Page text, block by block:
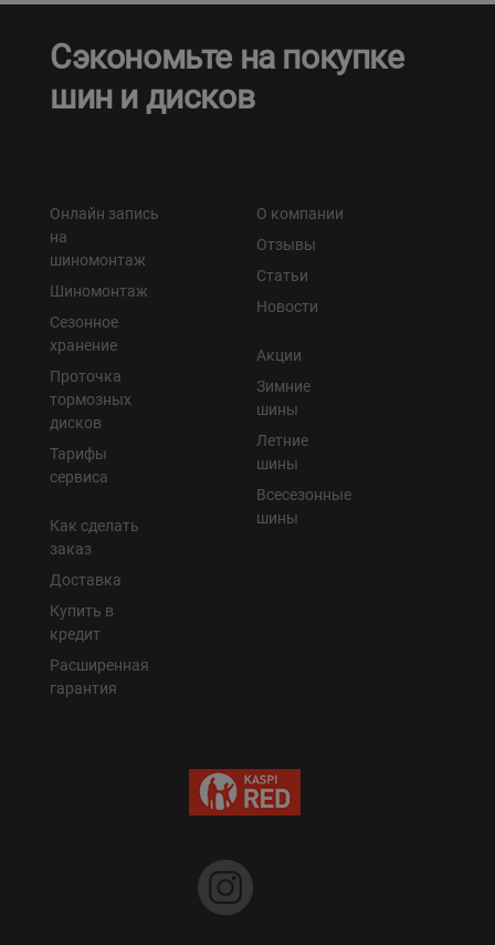
Сэкономьте на покупке
шин и дисков
Онлайн запись
на
шиномонтаж
Шиномонтаж
Сезонное
хранение
Проточка
тормозных
дисков
Тарифы
сервиса
Как сделать
заказ
Доставка
Купить в
кредит
Расширенная
гарантия
О компании
Отзывы
Статьи
Новости
Акции
Зимние
шины
Летние
шины
Всесезонные
шины